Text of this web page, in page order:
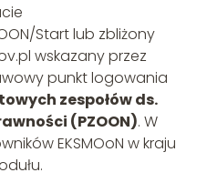
Start lub zbliżony
wskazany przez
punkt logowania
zespołów ds.
(PZOON). W
EKSMOoN w kraju